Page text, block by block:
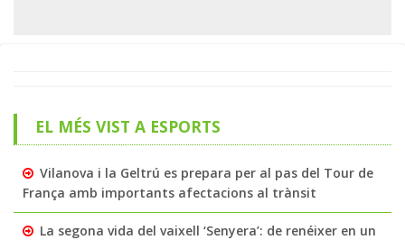
EL MÉS VIST A ESPORTS
Vilanova i la Geltrú es prepara per al pas del Tour de
França amb importants afectacions al trànsit
La segona vida del vaixell ‘Senyera’: de renéixer en un